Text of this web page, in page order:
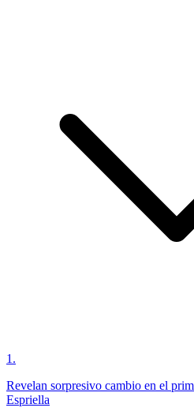
1 .
Revelan sorpresivo cambio en el
Espriella